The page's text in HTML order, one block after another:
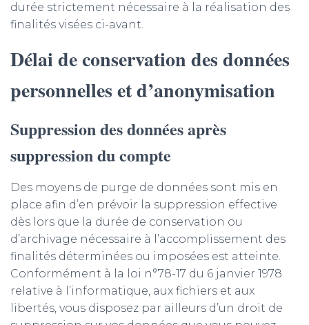
durée strictement nécessaire à la réalisation des
finalités visées ci-avant.
Délai de conservation des données
personnelles et d’anonymisation
Suppression des données après
suppression du compte
Des moyens de purge de données sont mis en
place afin d’en prévoir la suppression effective
dès lors que la durée de conservation ou
d’archivage nécessaire à l’accomplissement des
finalités déterminées ou imposées est atteinte.
Conformément à la loi n°78-17 du 6 janvier 1978
relative à l’informatique, aux fichiers et aux
libertés, vous disposez par ailleurs d’un droit de